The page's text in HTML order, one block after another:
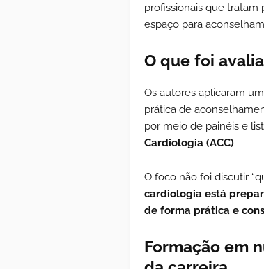
profissionais que
espaço para
O que foi
Os autores aplicaram
prática de
por meio de painéis e
Cardiologia (ACC).
O foco não foi discutir
cardiologia está
de forma prática e
Formação em